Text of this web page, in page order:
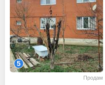
5
Продам